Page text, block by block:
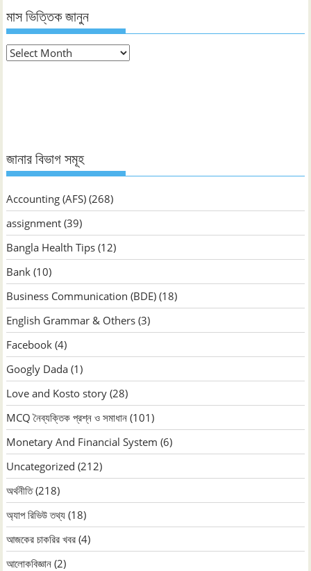
মাস ভিত্তিক জানুন
মাস
জানার বিভাগ সমূহ
Accounting (AFS) (268)
assignment (39)
Bangla Health Tips (12)
Bank (10)
Business Communication (BDE) (18)
English Grammar & Others (3)
Facebook (4)
Googly Dada (1)
Love and Kosto story (28)
MCQ নৈব্যক্তিক প্রশ্ন ও সমাধান (101)
Monetary And Financial System (6)
Uncategorized (212)
অর্থনীতি(218)
অ্যাপ রিভিউ তথ্য (18)
আজকের চাকরির খবর (4)
আলোকবিজ্ঞান (2)